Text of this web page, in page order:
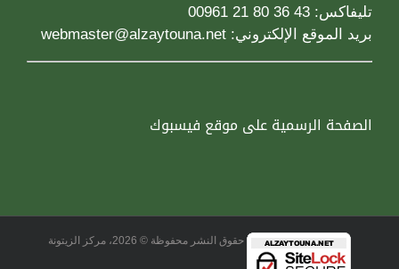
تليفاكس: 43 36 80 21 00961
بريد الموقع الإلكتروني: webmaster@alzaytouna.net
الصفحة الرسمية على موقع فيسبوك
حقوق النشر محفوظة © 2026، مركز الزيتونة